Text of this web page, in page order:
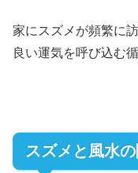
家にスズメが頻繁に
良い運気を呼び込む
スズメと風水